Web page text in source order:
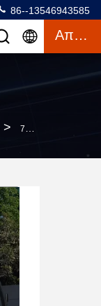
86--13546943585
Απόσπασμα
> 72V Λυθίου Μπαταρία Ηλεκτρικό Όχημα Λεωφορείο Λεωφορείο 18 Επιβατών Ανοιχτά Λεωφορεία Για Αξιοθέατα